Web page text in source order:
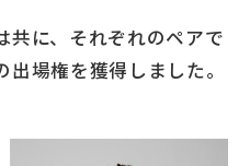
共に、それぞれのペアで
場権を獲得しました。